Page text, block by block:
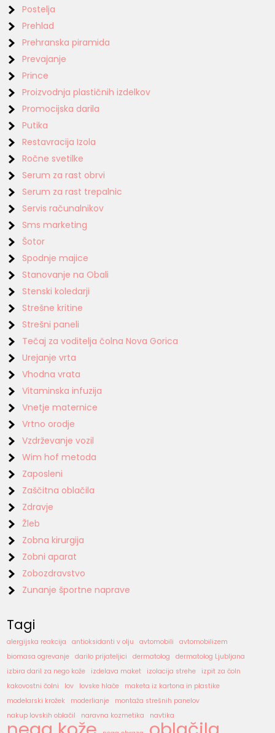
Postelja
Prehlad
Prehranska piramida
Prevajanje
Prince
Proizvodnja plastičnih izdelkov
Promocijska darila
Putika
Restavracija Izola
Ročne svetilke
Serum za rast obrvi
Serum za rast trepalnic
Servis računalnikov
Sms marketing
Šotor
Spodnje majice
Stanovanje na Obali
Stenski koledarji
Strešne kritine
Strešni paneli
Tečaj za voditelja čolna Nova Gorica
Urejanje vrta
Vhodna vrata
Vitaminska infuzija
Vnetje maternice
Vrtno orodje
Vzdrževanje vozil
Wim hof metoda
Zaposleni
Zaščitna oblačila
Zdravje
Žleb
Zobna kirurgija
Zobni aparat
Zobozdravstvo
Zunanje športne naprave
Tagi
alergijska reakcija antioksidanti v olju avtomobili
avtomobilizem
biomasa ogrevanje
darilo prijateljici dermatolog
dermatolog Ljubljana
izbira daril za nego kože
izdelava maket izolacija strehe
izpit za čoln
kakovostni čolni
lov lovske hlače
maketa iz kartona in plastike
modelarski krožek
moderlianje
montaža strešnih panelov
nakup lovskih oblačil
naravna kozmetika navtika